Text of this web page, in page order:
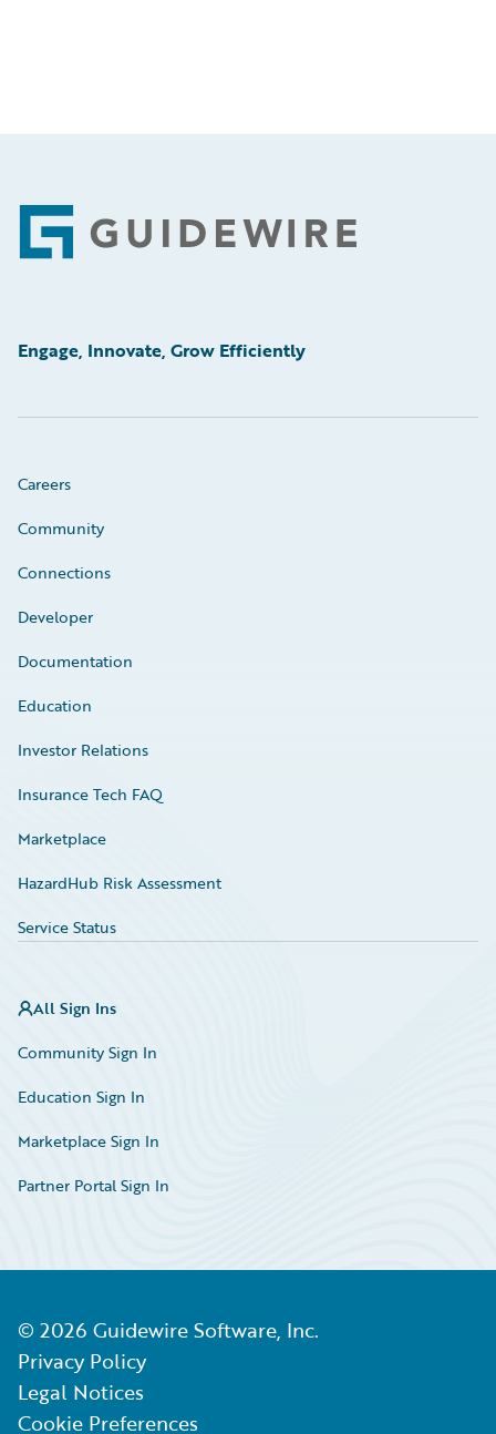
Footer
Engage, Innovate, Grow Efficiently
Careers
Community
Connections
Developer
Documentation
Education
Investor Relations
Insurance Tech FAQ
Marketplace
HazardHub Risk Assessment
Service Status
All Sign Ins
Community Sign In
Education Sign In
Marketplace Sign In
Partner Portal Sign In
© 2026 Guidewire Software, Inc.
Privacy Policy
Legal Notices
Cookie Preferences